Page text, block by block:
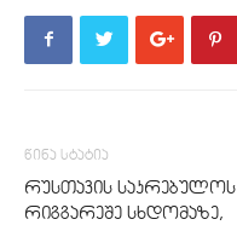
წინა სტატია
რუსთავის საკრებულოს
რიგგარეშე სხდომაზე,